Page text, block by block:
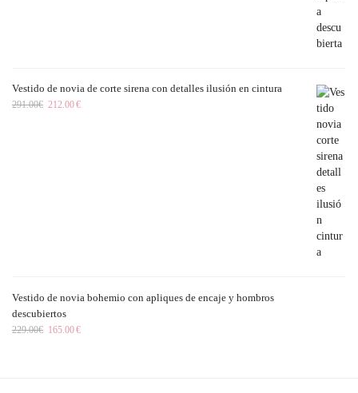
Vestido de novia de corte sirena con detalles ilusión en cintura
291.00€ 212.00€
Vestido de novia bohemio con apliques de encaje y hombros
descubiertos
229.00€ 165.00€